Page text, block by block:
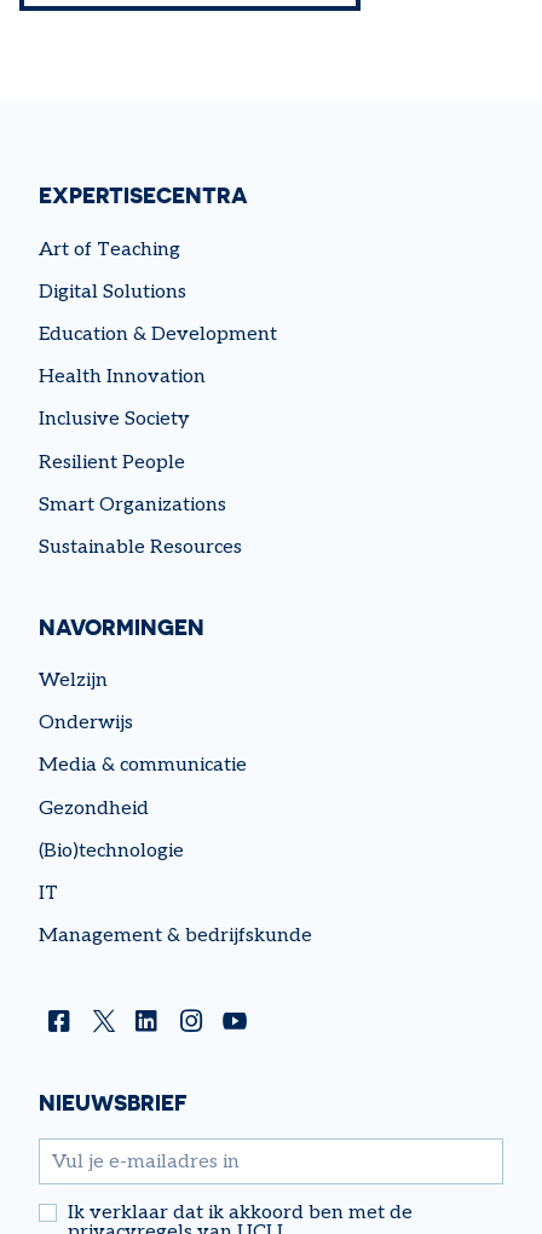
EXPERTISECENTRA
Art of Teaching
Digital Solutions
Education & Development
Health Innovation
Inclusive Society
Resilient People
Smart Organizations
Sustainable Resources
NAVORMINGEN
Welzijn
Onderwijs
Media & communicatie
Gezondheid
(Bio)technologie
IT
Management & bedrijfskunde
NIEUWSBRIEF
email
Ik verklaar dat ik akkoord ben met de